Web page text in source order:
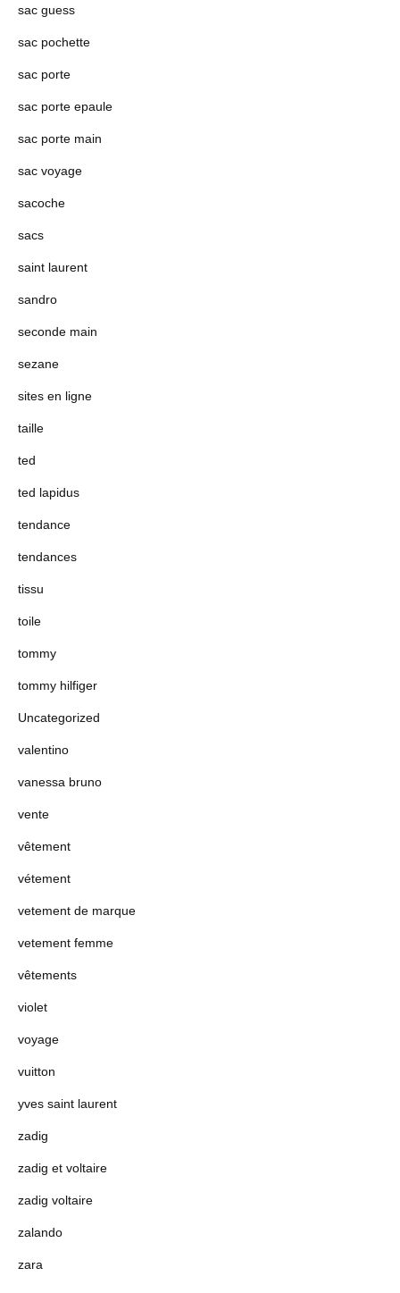
sac guess
sac pochette
sac porte
sac porte epaule
sac porte main
sac voyage
sacoche
sacs
saint laurent
sandro
seconde main
sezane
sites en ligne
taille
ted
ted lapidus
tendance
tendances
tissu
toile
tommy
tommy hilfiger
Uncategorized
valentino
vanessa bruno
vente
vêtement
vétement
vetement de marque
vetement femme
vêtements
violet
voyage
vuitton
yves saint laurent
zadig
zadig et voltaire
zadig voltaire
zalando
zara